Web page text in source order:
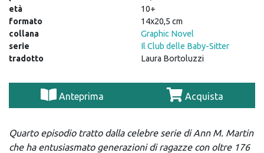
età
10+
formato
14x20,5 cm
collana
Graphic Novel
serie
Il Club delle Baby-Sitter
tradotto
Laura Bortoluzzi
Anteprima Acquista
Quarto episodio tratto dalla celebre serie di Ann M. Martin
che ha entusiasmato generazioni di ragazze con oltre 176